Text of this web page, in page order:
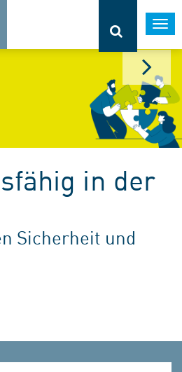
in der
Sicherheit und